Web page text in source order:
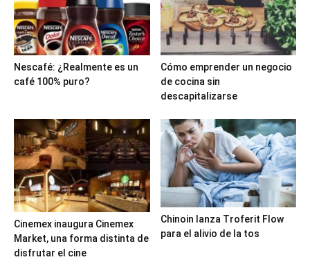
Nescafé: ¿Realmente es un
café 100% puro?
Cómo emprender un negocio
de cocina sin
descapitalizarse
Cinemex inaugura Cinemex
Market, una forma distinta de
disfrutar el cine
Chinoin lanza Troferit Flow
para el alivio de la tos